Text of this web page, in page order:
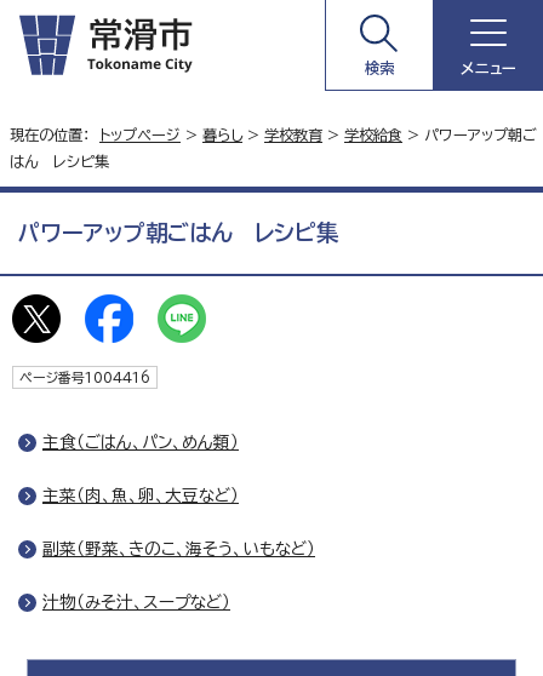
検索 メニュー
現在の位置： トップページ > 暮らし> 学校教育 > 学校給食 > パワーアップ朝ご
はん レシピ集
パワーアップ朝ごはん レシピ集
ページ番号1004416
主食（ごはん、パン、めん類）
主菜（肉、魚、卵、大豆など）
副菜（野菜、きのこ、海そう、いもなど）
汁物（みそ汁、スープなど）